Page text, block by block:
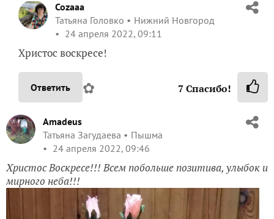
Cozaaa
Татьяна Головко
Нижний Новгород
24 апреля 2022, 09:11
Христос воскресе!
Ответить ✿ 7Спасибо!
Amadeus
Татьяна Загудаева
Пышма
24 апреля 2022, 09:46
Христос Воскресе!!! Всем побольше позитива, улыбок и
мирного неба!!!